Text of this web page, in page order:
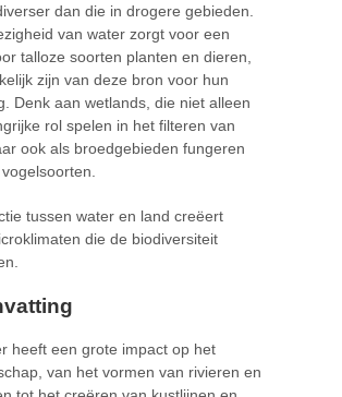
dan die in drogere gebieden.
van water zorgt voor een
talloze soorten planten en dieren,
zijn van deze bron voor hun
Denk aan wetlands, die niet alleen
rol spelen in het filteren van
ook als broedgebieden fungeren
tussen water en land creëert
die de biodiversiteit
heeft een grote impact op het
van het vormen van rivieren en